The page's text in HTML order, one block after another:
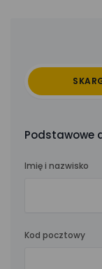
Podstawowe
Imię i nazwisko
Kod pocztowy